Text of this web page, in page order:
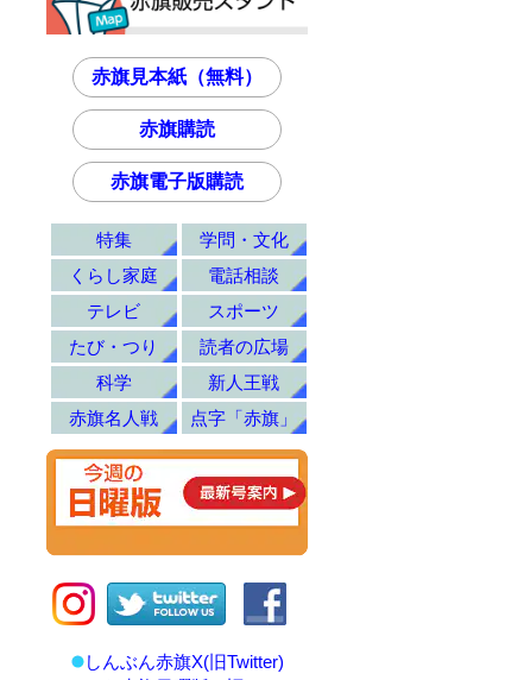
赤旗見本紙（無料）
赤旗購読
赤旗電子版購読
特集
学問・文化
くらし家庭
電話相談
テレビ
スポーツ
たび・つり
読者の広場
科学
新人王戦
赤旗名人戦
点字「赤旗」
しんぶん赤旗X(旧Twitter)